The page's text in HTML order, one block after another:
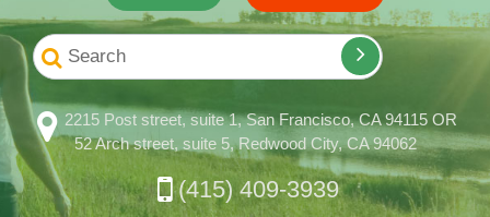
2215 Post street, suite 1, San Francisco, CA 94115 OR
52 Arch street, suite 5, Redwood City, CA 94062
(415) 409-3939